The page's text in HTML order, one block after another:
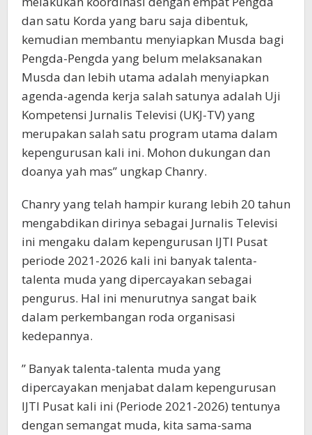
dan satu Korda yang baru saja dibentuk,
kemudian membantu menyiapkan Musda bagi
Pengda-Pengda yang belum melaksanakan
Musda dan lebih utama adalah menyiapkan
agenda-agenda kerja salah satunya adalah Uji
Kompetensi Jurnalis Televisi (UKJ-TV) yang
merupakan salah satu program utama dalam
kepengurusan kali ini. Mohon dukungan dan
doanya yah mas” ungkap Chanry.
Chanry yang telah hampir kurang lebih 20 tahun
mengabdikan dirinya sebagai Jurnalis Televisi
ini mengaku dalam kepengurusan IJTI Pusat
periode 2021-2026 kali ini banyak talenta-
talenta muda yang dipercayakan sebagai
pengurus. Hal ini menurutnya sangat baik
dalam perkembangan roda organisasi
kedepannya.
” Banyak talenta-talenta muda yang
dipercayakan menjabat dalam kepengurusan
IJTI Pusat kali ini (Periode 2021-2026) tentunya
dengan semangat muda, kita sama-sama